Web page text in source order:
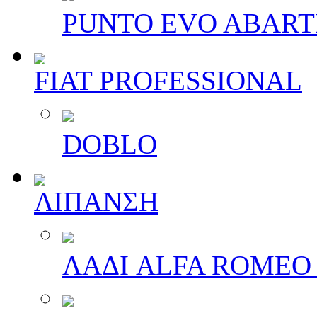
PUNTO EVO
FIAT PROFESSIONAL
DOBLO
ΛΙΠΑΝΣΗ
ΛΑΔΙ ALFA